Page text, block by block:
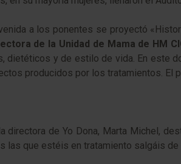
a los ponentes se proyectó
de la Unidad de Mama de HM
dietéticos y de estilo de vida. En este
producidos por los tratamientos. El
directora de Yo Dona, Marta Michel,
las que estéis en tratamiento salgáis